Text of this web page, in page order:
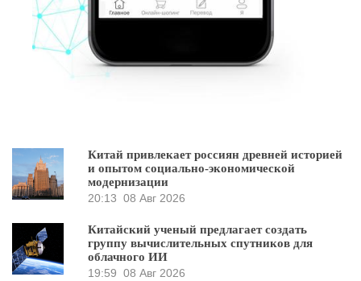
Китай привлекает россиян древней историей
и опытом социально-экономической
модернизации
20:13 08 Авг 2026
Китайский ученый предлагает создать
группу вычислительных спутников для
облачного ИИ
19:59 08 Авг 2026